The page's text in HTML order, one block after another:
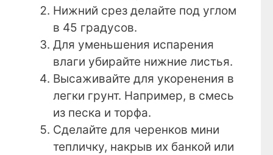
Нижний срез делайте под углом
в 45 градусов.
Для уменьшения испарения
влаги убирайте нижние листья.
Высаживайте для укоренения в
легки грунт. Например, в смесь
из песка и торфа.
Сделайте для черенков мини
тепличку, накрыв их банкой или